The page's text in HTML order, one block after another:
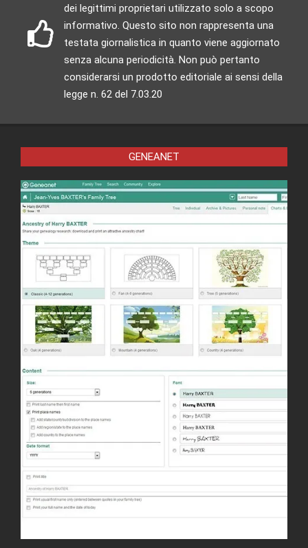
dei legittimi proprietari utilizzato solo a scopo
informativo. Questo sito non rappresenta una
testata giornalistica in quanto viene aggiornato
senza alcuna periodicità. Non può pertanto
considerarsi un prodotto editoriale ai sensi della
legge n. 62 del 7.03.20
GENEANET